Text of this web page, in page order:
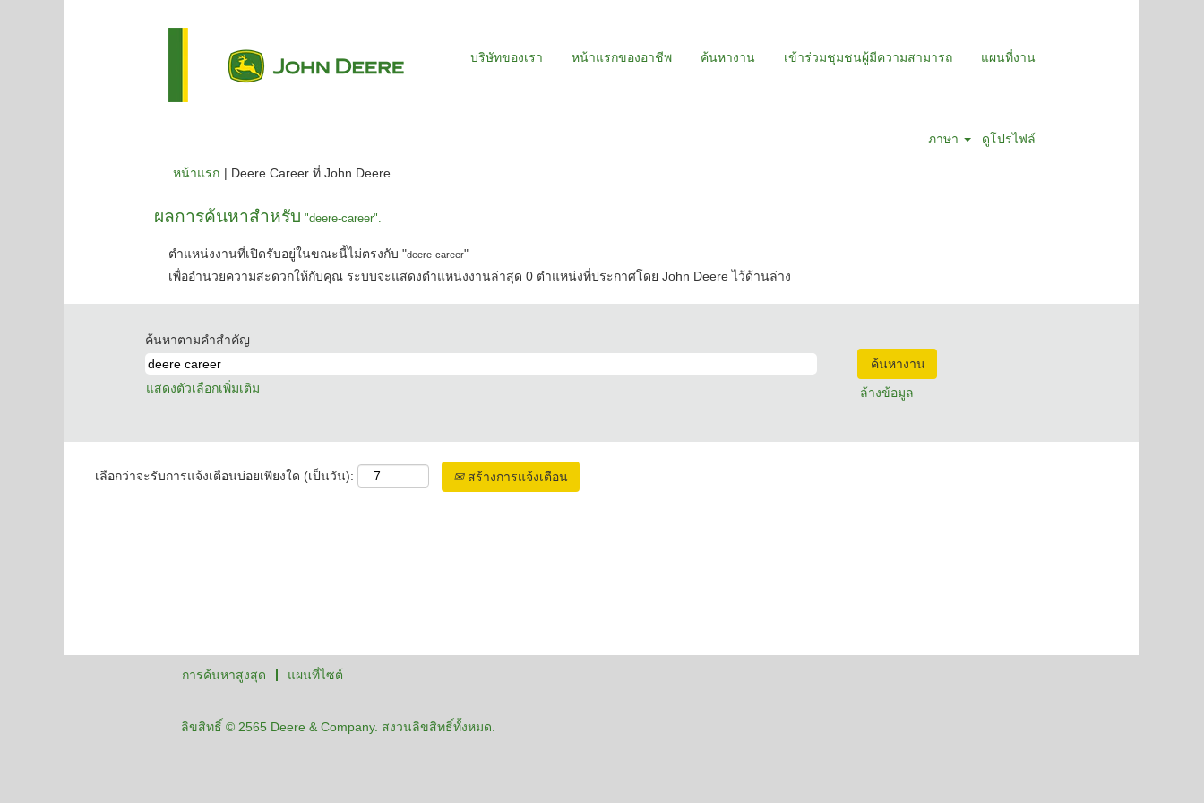
บริษัทของเรา หน้าแรกของอาชีพ ค้นหางาน เข้าร่วมชุมชนผู้มีความสามารถ แผนที่งาน
ภาษา ดูโปรไฟล์
หน้าแรก | Deere Career ที่ John Deere(หน้า
ผลการค้นหาสำหรับ "deere-career".
ตำแหน่งงานที่เปิดรับอยู่ในขณะนี้ไม่ตรงกับ "deere-career"
เพื่ออำนวยความสะดวกให้กับคุณ ระบบจะแสดงตำแหน่งงานล่าสุด 0 ตำแหน่งที่ประกาศโดย John Deere ไว้ด้านล่าง
ค้นหาตามคำสำคัญ
แสดงตัวเลือกเพิ่มเติม ล้างข้อมูล
เลือกว่าจะรับการแจ้งเตือนบ่อยเพียงใด (เป็นวัน): สร้างการแจ้งเตือน
การค้นหาสูงสุด แผนที่ไซต์
ลิขสิทธิ์ © 2565 Deere & Company. สงวนลิขสิทธิ์ทั้งหมด.